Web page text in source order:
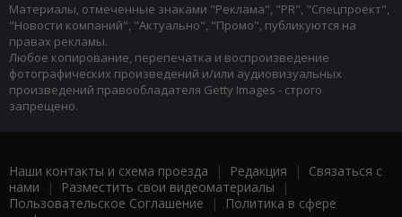
Материалы, отмеченные знаками "Реклама", "PR", "Спецпроект",
"Новости компаний", "Актуально", "Промо", публикуются на
правах рекламы.
Любое копирование, перепечатка и воспроизведение
фотографических произведений и/или аудиовизуальных
произведений правообладателя Getty Images - строго
запрещено.
Наши контакты и схема проезда | Редакция | Связаться с
нами | Разместить свои видеоматериалы |
Пользовательское Соглашение |
Политика в сфере